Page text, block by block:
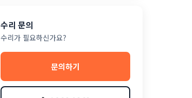
수리 문의
수리가 필요하신가요?
문의하기